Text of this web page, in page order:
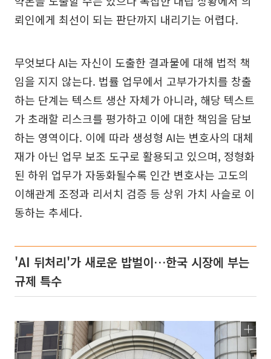
뢰인에게 최선이 되는 판단까지 내리기는 어렵다.
무엇보다 AI는 자신이 도출한 결과물에 대해 법적 책
임을 지지 않는다. 법률 업무에서 고부가가치를 창출
하는 단계는 텍스트 생산 자체가 아니라, 해당 텍스트
가 초래할 리스크를 평가하고 이에 대한 책임을 담보
하는 영역이다. 이에 따라 생성형 AI는 변호사의 대체
재가 아닌 업무 보조 도구로 활용되고 있으며, 정형화
된 하위 업무가 자동화될수록 인간 변호사는 고도의
이해관계 조정과 리서치 검증 등 상위 가치 사슬로 이
동하는 추세다.
'AI 뒤처리'가 새로운 밥벌이…한국 시장에 부는
규제 특수